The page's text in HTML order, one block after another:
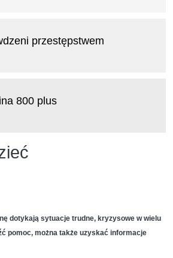
dotykają sytuacje trudne, kryzysowe w wielu
pomoc, można także uzyskać informacje
przestępstwem
800 plus